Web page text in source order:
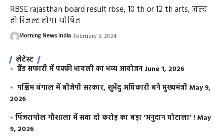
RBSE rajasthan board result rbse, 10 th or 12 th arts, जल्द
ही रिजल्ट होगा घोषित
Morning News India February 3, 2024
लेटेस्ट
ग्रैंड सफारी में पक्की भायली का भव्य आयोजन June 1, 2026
पश्चिम बंगाल में बीजेपी सरकार, शुभेंदु अधिकारी बने मुख्यमंत्रीMay 9,
2026
​पिंजरापोल गौशाला में सवा दो करोड़ का बड़ा ‘अनुदान घोटाला’ !May
9, 2026